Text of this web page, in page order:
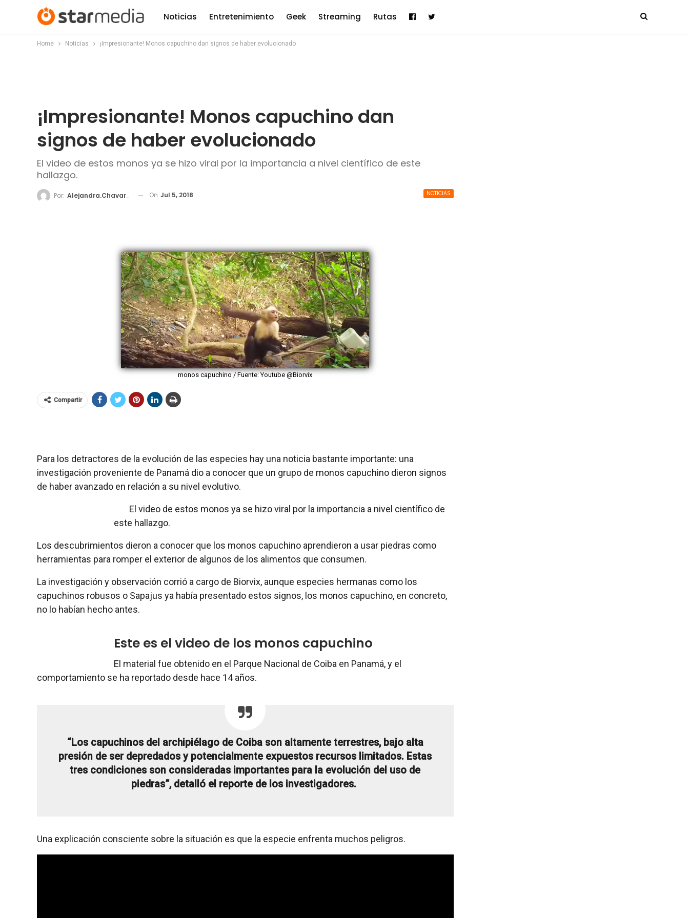
Noticias Entretenimiento Geek Streaming Rutas
Home Noticias ¡Impresionante! Monos capuchino dan signos de haber evolucionado
¡Impresionante! Monos capuchino dan
signos de haber evolucionado
El video de estos monos ya se hizo viral por la importancia a nivel científico de este
hallazgo.
NOTICIAS
Por: Alejandra.chavarria On Jul 5, 2018
monos capuchino / Fuente: Youtube @Biorvix
Compartir
Para los detractores de la evolución de las especies hay una noticia bastante importante: una
investigación proveniente de Panamá dio a conocer que un grupo de monos capuchino dieron signos
de haber avanzado en relación a su nivel evolutivo.
El video de estos monos ya se hizo viral por la importancia a nivel científico de
este hallazgo.
Los descubrimientos dieron a conocer que los monos capuchino aprendieron a usar piedras como
herramientas para romper el exterior de algunos de los alimentos que consumen.
La investigación y observación corrió a cargo de Biorvix, aunque especies hermanas como los
capuchinos robusos o Sapajus ya había presentado estos signos, los monos capuchino, en concreto,
no lo habían hecho antes.
Este es el video de los monos capuchino
El material fue obtenido en el Parque Nacional de Coiba en Panamá, y el
comportamiento se ha reportado desde hace 14 años.
“Los capuchinos del archipiélago de Coiba son altamente terrestres, bajo alta
presión de ser depredados y potencialmente expuestos recursos limitados. Estas
tres condiciones son consideradas importantes para la evolución del uso de
piedras”, detalló el reporte de los investigadores.
Una explicación consciente sobre la situación es que la especie enfrenta muchos peligros.